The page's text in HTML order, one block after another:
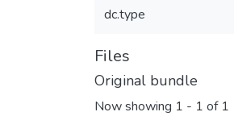
dc.type
Files
Original bundle
Now showing 1 - 1 of 1